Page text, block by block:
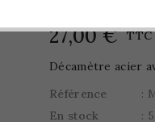
27,00 € TTC
Décamètre acier
Référence
:
En stock
: